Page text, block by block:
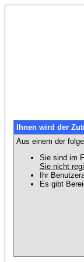
Ihnen wird der
Aus einem der
Sie sind im
Sie nicht
Ihr
Es gibt